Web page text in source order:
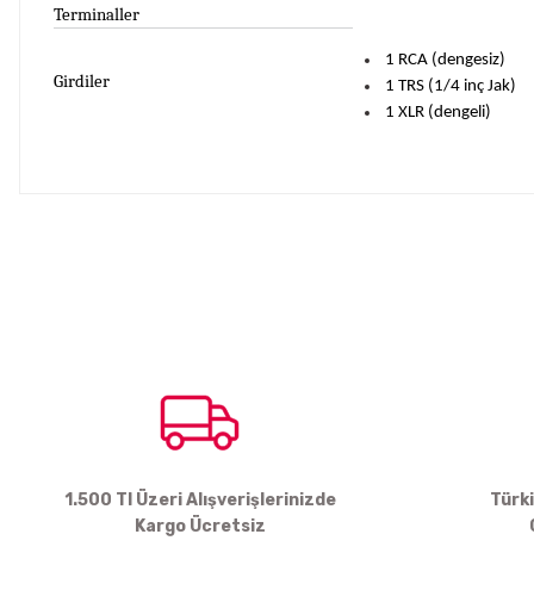
Terminaller
Girdiler
1 RCA (dengesiz)
1 TRS (1/4 inç Jak)
1 XLR (dengeli)
Bu ürüne benzer farklı alternatifler olmalı.
1.500 Tl Üzeri Alışverişlerinizde
Kargo Ücretsiz